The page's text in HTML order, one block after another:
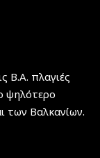
Β.Α. πλαγιές
ψηλότερο
των Βαλκανίων.